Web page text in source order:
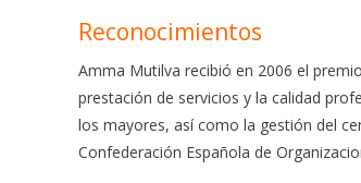
Reconocimientos
Amma Mutilva recibió en 2006 el
prestación de servicios y la calidad
los mayores, así como la gestión del
Confederación Española de